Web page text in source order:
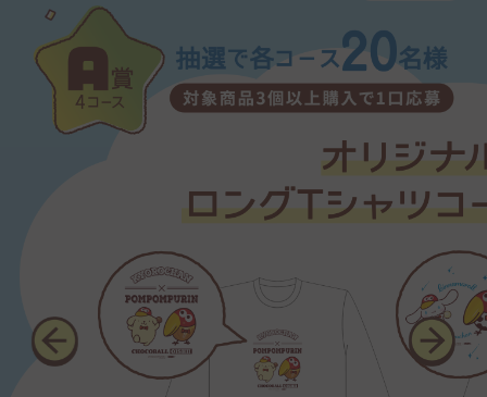
変更することはできません。再度ご応募いただきます
ようお願い申し上げます。
・個人情報ページへの情報の入力の際に、応募者が真
実かつ正確なデータを入力していないことによって、又
は当選者のメールアドレスもしくは電話番号等連絡先
の変更等の事由によってご連絡ができない場合、当選
・応募者は、入力した情報が、真実かつ正確であるこ
とを保証するものとします。万が一入力した情報が真実
かつ正確でなかったことにより当選によりお渡しする
を負いません。
・上記に加え、当選者の都合（不在、転居等）で賞品
をお届けできない場合も、当選の権利が無効となるこ
とがございます。
・当選の権利は当選者のみに帰属し、当該権利の第三
者への譲渡、転売及び換金等はできません。
・本規約に別途定める場合を除き、当選された賞品の